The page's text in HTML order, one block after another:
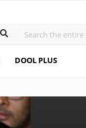
DOOL PLUS